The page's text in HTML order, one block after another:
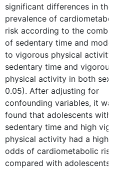
significant differences in the
prevalence of
risk according to the
of sedentary time and
to vigorous physical activity
sedentary time and vigorous
physical activity in both
0.05). After adjusting for
confounding variables, it was
found that adolescents with
sedentary time and high
physical activity had a higher
odds of cardiometabolic risk
compared with adolescents